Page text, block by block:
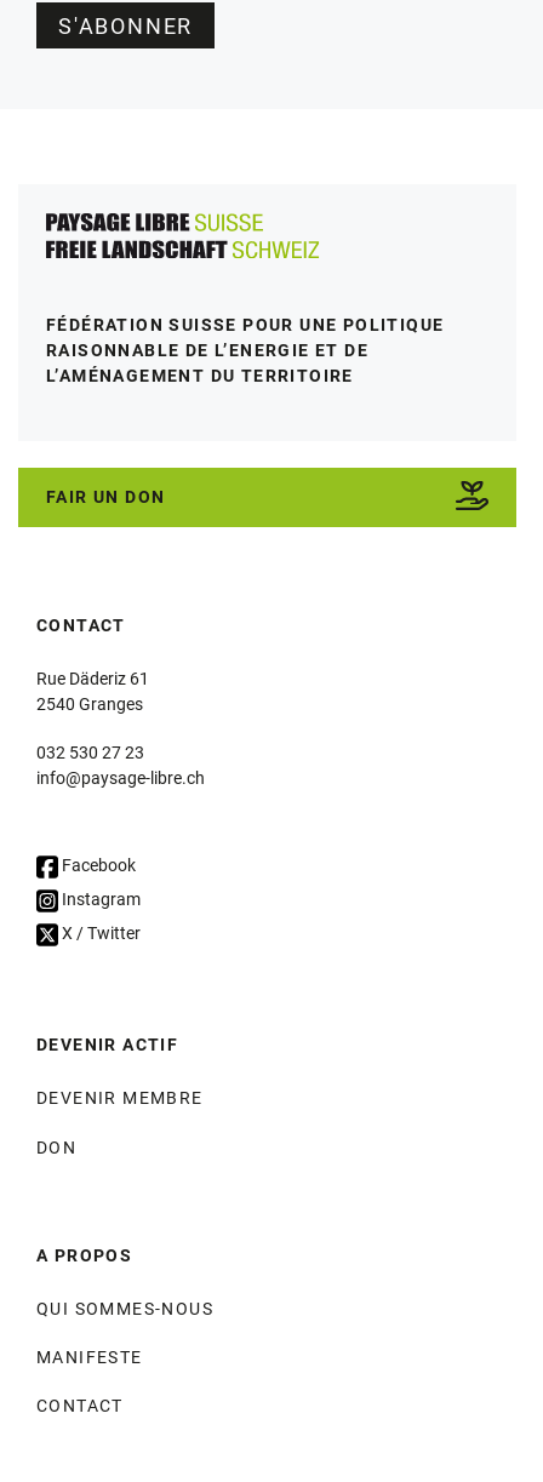
S'ABONNER
FÉDÉRATION SUISSE POUR UNE POLITIQUE
RAISONNABLE DE L’ENERGIE ET DE
L’AMÉNAGEMENT DU TERRITOIRE
FAIR UN DON
CONTACT
Rue Däderiz 61
2540 Granges
032 530 27 23
info@paysage-libre.ch
Facebook
Instagram
X / Twitter
DEVENIR ACTIF
DEVENIR MEMBRE
DON
A PROPOS
QUI SOMMES-NOUS
MANIFESTE
CONTACT